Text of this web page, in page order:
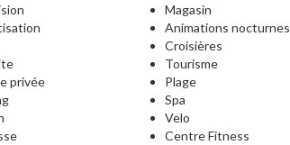
privée
Magasin
Animations nocturnes
Croisières
Tourisme
Plage
Spa
Velo
Centre Fitness